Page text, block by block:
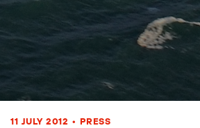
11 JULY 2012 • PRESS